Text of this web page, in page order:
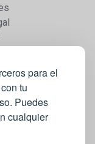
para el
tu
Puedes
cualquier